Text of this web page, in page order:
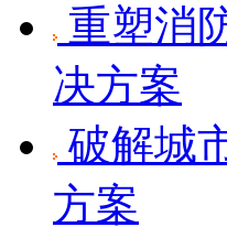
重塑消
决方案
破解城
方案